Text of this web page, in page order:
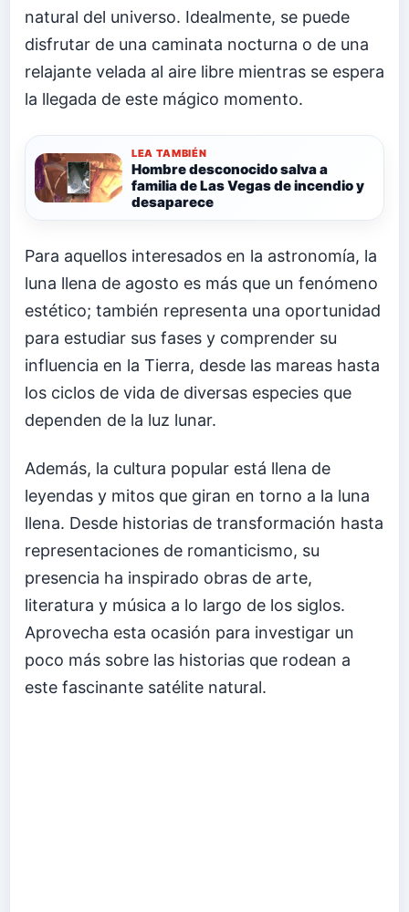
natural del universo. Idealmente, se puede
disfrutar de una caminata nocturna o de una
relajante velada al aire libre mientras se espera
la llegada de este mágico momento.
LEA TAMBIÉN
Hombre desconocido salva a
familia de Las Vegas de incendio y
desaparece
Para aquellos interesados en la astronomía, la
luna llena de agosto es más que un fenómeno
estético; también representa una oportunidad
para estudiar sus fases y comprender su
influencia en la Tierra, desde las mareas hasta
los ciclos de vida de diversas especies que
dependen de la luz lunar.
Además, la cultura popular está llena de
leyendas y mitos que giran en torno a la luna
llena. Desde historias de transformación hasta
representaciones de romanticismo, su
presencia ha inspirado obras de arte,
literatura y música a lo largo de los siglos.
Aprovecha esta ocasión para investigar un
poco más sobre las historias que rodean a
este fascinante satélite natural.